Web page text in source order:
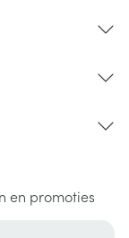
en promoties